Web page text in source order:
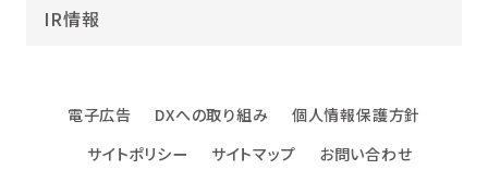
教育・人材紹介
役員紹介
幸せな仕事総合研究所
エンジニアインタビュー
IR情報
電子広告 DXへの取り組み
個人情報保護方針
サイトポリシー
サイトマップ お問い合わせ